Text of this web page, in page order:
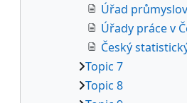
Úřad
Úřady práce v
Český
Topic 7
Topic 8